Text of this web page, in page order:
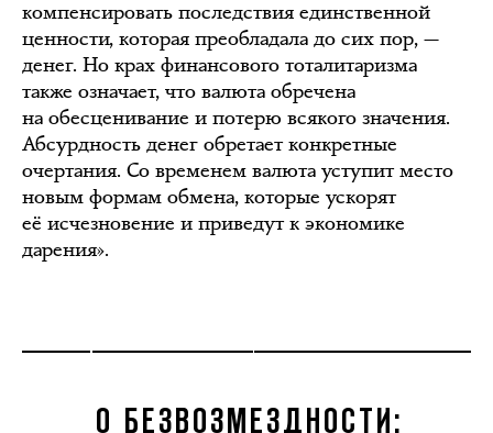
компенсировать последствия единственной
ценности, которая преобладала до сих пор, —
денег. Но крах финансового тоталитаризма
также означает, что валюта обречена
на обесценивание и потерю всякого значения.
Абсурдность денег обретает конкретные
очертания. Со временем валюта уступит место
новым формам обмена, которые ускорят
её исчезновение и приведут к экономике
дарения».
О БЕЗВОЗМЕЗДНОСТИ: